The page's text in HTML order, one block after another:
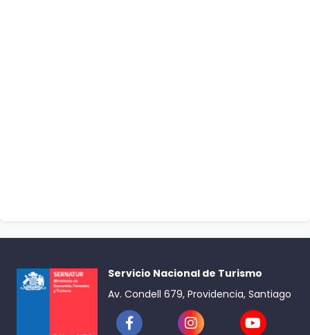
Servicio Nacional de Turismo
Av. Condell 679, Providencia, Santiago